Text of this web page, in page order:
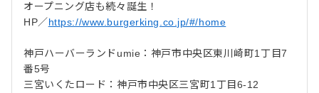
オープニング店も続々誕生！
HP／https://www.burgerking.co.jp/#/home
神戸ハーバーランドumie：神戸市中央区東川崎町1丁目7
番5号
三宮いくたロード：神戸市中央区三宮町1丁目6-12